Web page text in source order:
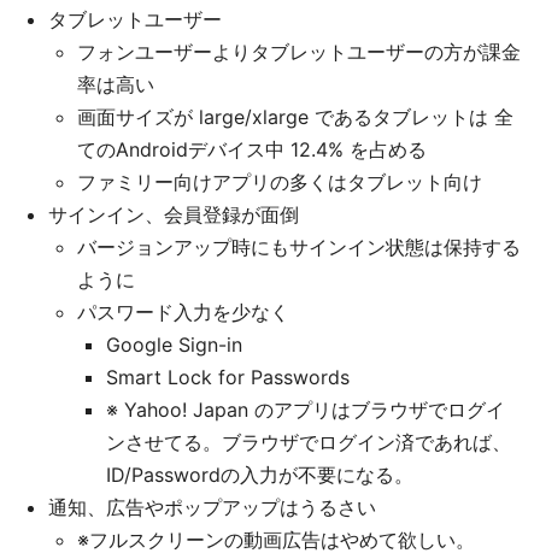
タブレットユーザー
フォンユーザーよりタブレットユーザーの方が課金
率は高い
画面サイズが large/xlarge であるタブレットは 全
てのAndroidデバイス中 12.4% を占める
ファミリー向けアプリの多くはタブレット向け
サインイン、会員登録が面倒
バージョンアップ時にもサインイン状態は保持する
ように
パスワード入力を少なく
Google Sign-in
Smart Lock for Passwords
※ Yahoo! Japan のアプリはブラウザでログイ
ンさせてる。ブラウザでログイン済であれば、
ID/Passwordの入力が不要になる。
通知、広告やポップアップはうるさい
※フルスクリーンの動画広告はやめて欲しい。